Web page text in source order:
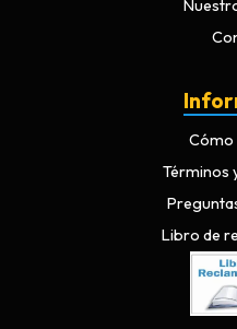
Términos
Libro de